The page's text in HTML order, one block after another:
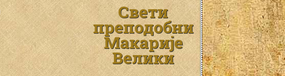
Свети
преподобни
Макарије
Велики